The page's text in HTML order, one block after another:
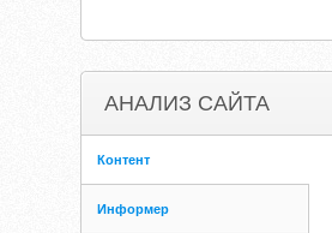
АНАЛИЗ САЙТА
Контент
Информер